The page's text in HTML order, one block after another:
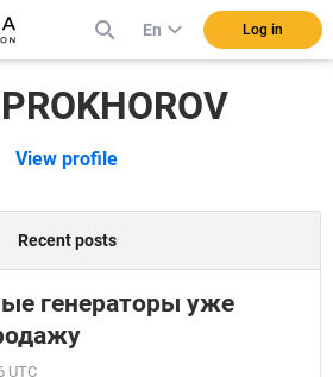
En Log in
View profile
Recent posts
генераторы уже
UTC